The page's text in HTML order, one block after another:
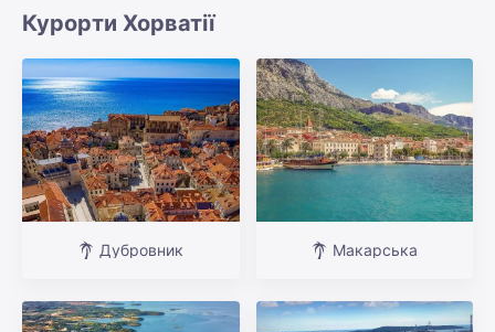
Курорти Хорватії
Дубровник Макарська